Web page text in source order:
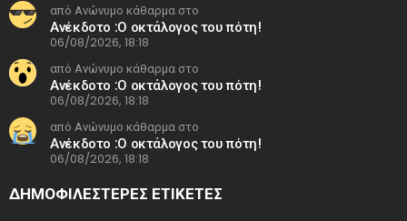
από Ανώνυμο κάθαρμα στο
Ανέκδοτο :Ο οκτάλογος του πότη!
06/08/2026, 18:18
από Ανώνυμο κάθαρμα στο
Ανέκδοτο :Ο οκτάλογος του πότη!
06/08/2026, 18:18
από Ανώνυμο κάθαρμα στο
Ανέκδοτο :Ο οκτάλογος του πότη!
06/08/2026, 18:18
ΔΗΜΟΦΙΛΕΣΤΕΡΕΣ ΕΤΙΚΈΤΕΣ